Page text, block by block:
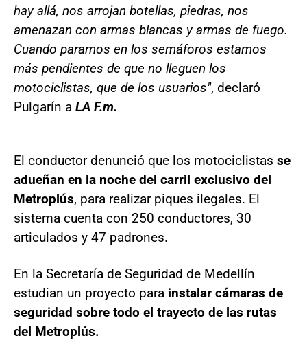
hay allá, nos arrojan botellas, piedras, nos
amenazan con armas blancas y armas de fuego.
Cuando paramos en los semáforos estamos
más pendientes de que no lleguen los
motociclistas, que de los usuarios", declaró
Pulgarín a LA F.m.
El conductor denunció que los motociclistas se
adueñan en la noche del carril exclusivo del
Metroplús, para realizar piques ilegales. El
sistema cuenta con 250 conductores, 30
articulados y 47 padrones.
En la Secretaría de Seguridad de Medellín
estudian un proyecto para instalar cámaras de
seguridad sobre todo el trayecto de las rutas
del Metroplús.